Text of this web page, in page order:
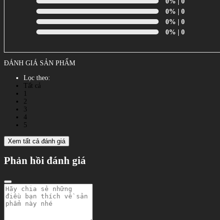
0% | 0
0% | 0
0% | 0
ĐÁNH GIÁ SẢN PHẨM
Lọc theo:
Tất cả
2
3
4
5
Xem tất cả đánh giá
Phản hồi đánh giá